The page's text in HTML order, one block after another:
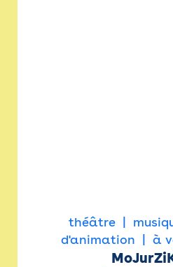
théâtre
d'animation
à